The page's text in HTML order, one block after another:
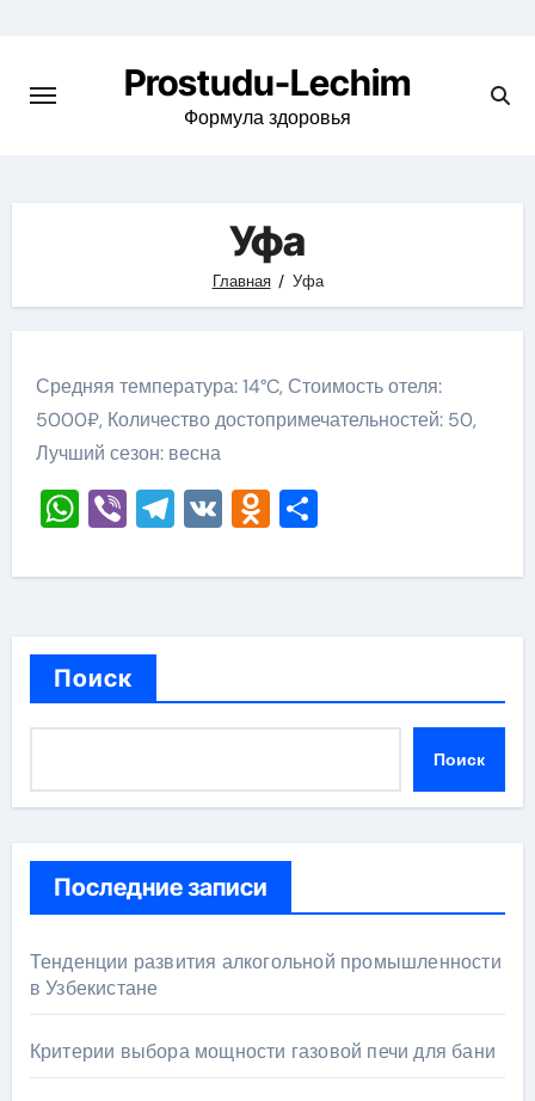
содержимому
Prostudu-Lechim
Формула здоровья
Уфа
Главная Уфа
Средняя температура: 14°C, Стоимость отеля:
5000₽, Количество достопримечательностей: 50,
Лучший сезон: весна
WhatsApp
ViberTelegram
VKOdnoklassniki
Отправить
Поиск
Поиск
Последние записи
Тенденции развития алкогольной промышленности
в Узбекистане
Критерии выбора мощности газовой печи для бани